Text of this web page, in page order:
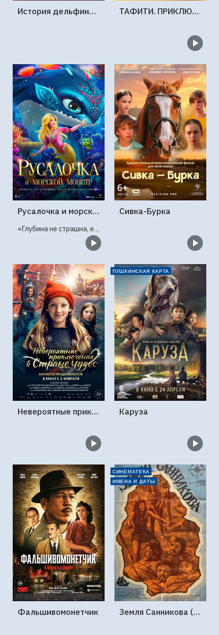
История дельфина: Каникулы на Багамах ТАФИТИ. ПРИКЛЮЧЕНИЯ НА КРАЮ СВЕТА
Русалочка и морской монстр
«Глубина не страшна, если в сердце — любовь»
Сивка-Бурка
Невероятные приключения в стране чудес
ПУШКИНСКАЯ КАРТА
Каруза
Фальшивомонетчик
СИНЕМАТЕКА
ИМЕНА И ДАТЫ
Земля Санникова (1973, Мосфильм)